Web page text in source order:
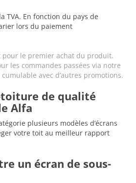
TVA. En fonction du pays de
lors du paiement
le premier achat du produit.
les commandes passées via notre
avec d’autres promotions.
toiture de qualité
Alfa
plusieurs modèles d’écrans
votre toit au meilleur rapport
un écran de sous-